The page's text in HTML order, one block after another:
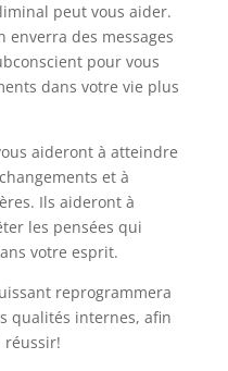
peut vous aider.
des messages
pour vous
dans votre vie plus
aideront à atteindre
et à
Ils aideront à
les pensées qui
votre esprit.
reprogrammera
qualités internes, afin
réussir!